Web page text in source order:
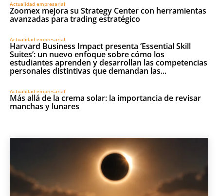
Actualidad empresarial
Zoomex mejora su Strategy Center con herramientas
avanzadas para trading estratégico
Actualidad empresarial
Harvard Business Impact presenta ‘Essential Skill
Suites’: un nuevo enfoque sobre cómo los
estudiantes aprenden y desarrollan las competencias
personales distintivas que demandan las...
Actualidad empresarial
Más allá de la crema solar: la importancia de revisar
manchas y lunares